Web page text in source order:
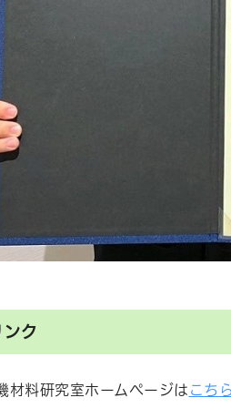
ンク
材料研究室ホームページは こち